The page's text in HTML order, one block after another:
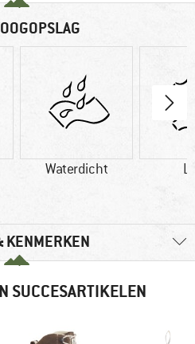
Waterdicht
KENMERKEN
SUCCESARTIKELEN